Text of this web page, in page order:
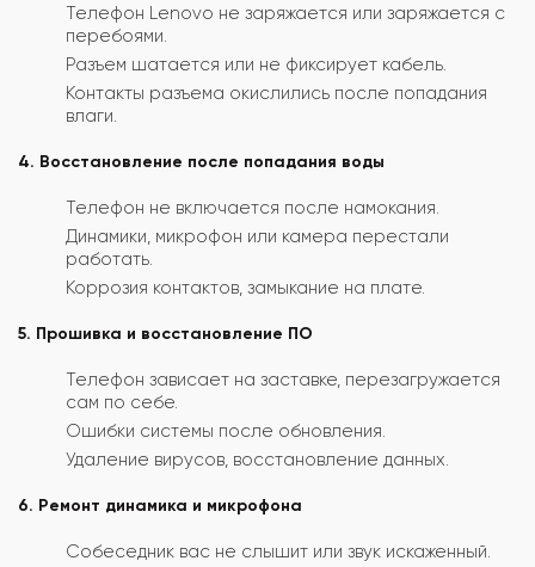
Телефон Lenovo не заряжается или заряжается с
перебоями.
Разъем шатается или не фиксирует кабель.
Контакты разъема окислились после попадания
влаги.
4. Восстановление после попадания воды
Телефон не включается после намокания.
Динамики, микрофон или камера перестали
работать.
Коррозия контактов, замыкание на плате.
5. Прошивка и восстановление ПО
Телефон зависает на заставке, перезагружается
сам по себе.
Ошибки системы после обновления.
Удаление вирусов, восстановление данных.
6. Ремонт динамика и микрофона
Собеседник вас не слышит или звук искаженный.